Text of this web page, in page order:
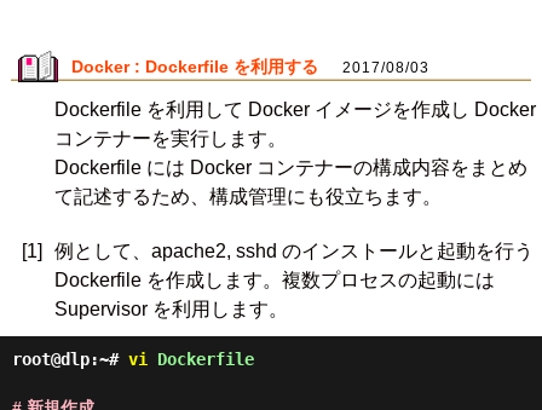
Docker : Dockerfile を利用する 2017/08/03
Dockerfile を利用して Docker イメージを作成し Docker
コンテナーを実行します。
Dockerfile には Docker コンテナーの構成内容をまとめ
て記述するため、構成管理にも役立ちます。
[1]
例として、apache2, sshd のインストールと起動を行う
Dockerfile を作成します。複数プロセスの起動には
Supervisor を利用します。
root@dlp:~# vi Dockerfile